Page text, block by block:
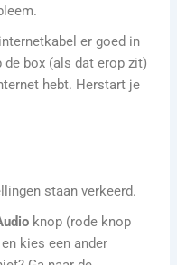
er goed in
de box (als dat erop zit)
hebt. Herstart je
staan verkeerd.
knop (rode knop
kies een ander